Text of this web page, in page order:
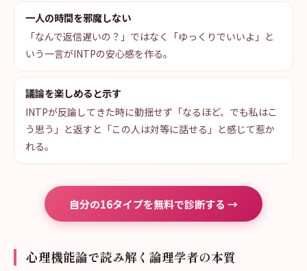
一人の時間を邪魔しない
「なんで返信遅いの？」ではなく「ゆっくりでいいよ」と
いう一言がINTPの安心感を作る。
議論を楽しめると示す
INTPが反論してきた時に動揺せず「なるほど、でも私はこ
う思う」と返すと「この人は対等に話せる」と感じて惹か
れる。
自分の16タイプを無料で診断する →
心理機能論で読み解く論理学者の本質